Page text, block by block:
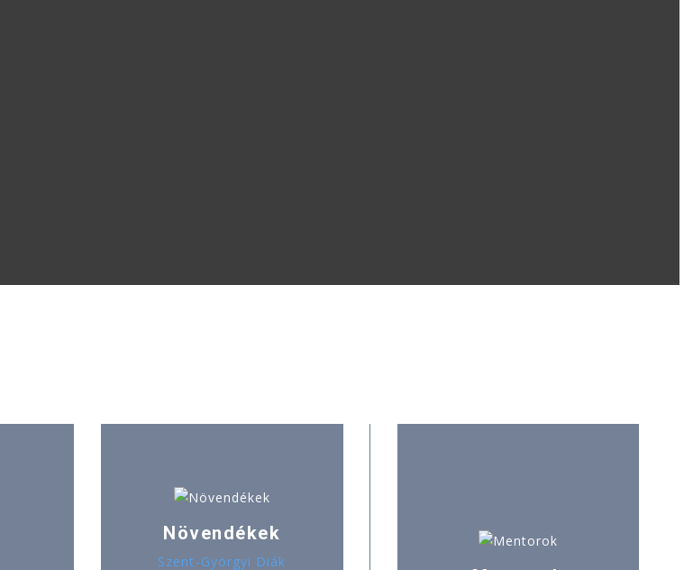
Növendékek
Szent-Györgyi Diák